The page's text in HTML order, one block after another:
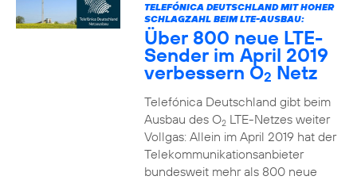
TELEFÓNICA DEUTSCHLAND MIT HOHER
SCHLAGZAHL BEIM LTE-AUSBAU:
Über 800 neue LTE-
Sender im April 2019
verbessern O2 Netz
Telefónica Deutschland gibt beim
Ausbau des O2LTE-Netzes weiter
Vollgas: Allein im April 2019 hat der
Telekommunikationsanbieter
bundesweit mehr als 800 neue